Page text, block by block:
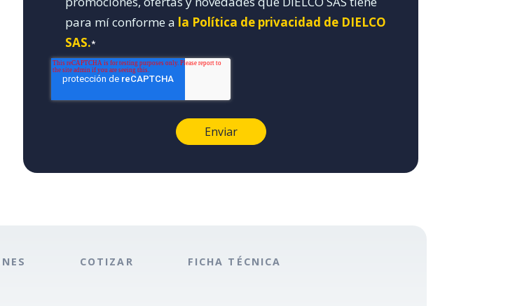
para mí conforme a la Política de privacidad de DIELCO
SAS.*
COTIZAR FICHA TÉCNICA